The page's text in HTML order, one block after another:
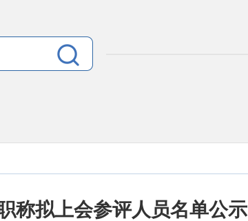
称拟上会参评人员名单公示